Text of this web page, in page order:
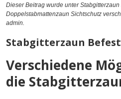
Dieser Beitrag wurde unterStabgitterzaun
Doppelstabmattenzaun Sichtschutz
admin.
Stabgitterzaun
Verschiedene
die